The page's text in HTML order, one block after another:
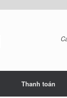
Thanh toán